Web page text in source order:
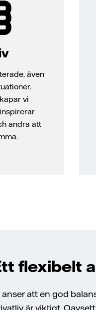
även
vi
andra att
flexibelt
anser att en god
är viktigt.